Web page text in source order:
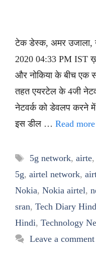
टेक डेस्क, अमर उजाला,
2020 04:33 PM IST
और नोकिया के बीच एक
तहत एयरटेल के 4जी
नेटवर्क को डेवलप करने में
इस डील … Read more
Tags
5g network, airte,
5g, airtel network,
Nokia, Nokia airtel,
sran, Tech Diary
Hindi, Technology
Leave a comment